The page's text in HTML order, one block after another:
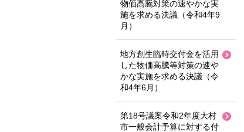
物価高騰対策の速やかな実
施を求める決議（令和4年9
月）
地方創生臨時交付金を活用
した物価高騰等対策の速や
かな実施を求める決議（令
和4年6月）
第18号議案令和2年度大村
市一般会計予算に対する付